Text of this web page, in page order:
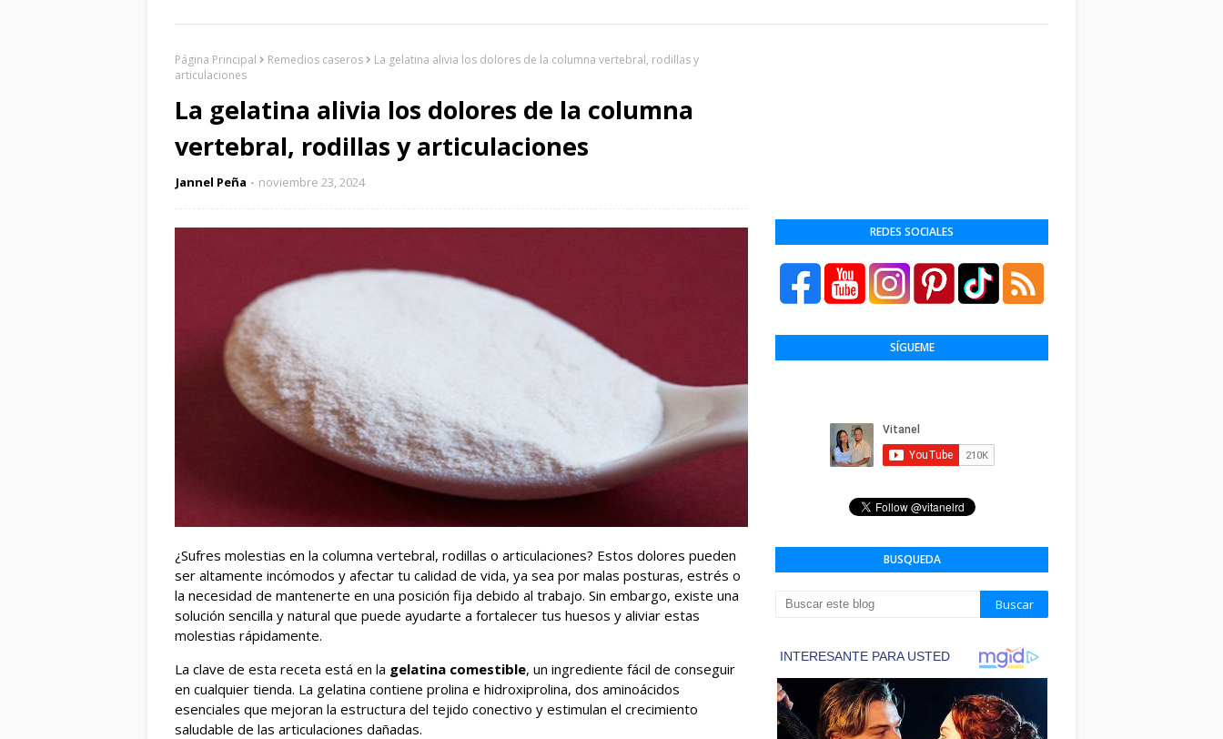
Página Principal Remedios caseros
La gelatina alivia los dolores de la columna vertebral, rodillas y
articulaciones
La gelatina alivia los dolores de la columna
vertebral, rodillas y articulaciones
Jannel Peña noviembre 23, 2024
¿Sufres molestias en la columna vertebral, rodillas o articulaciones? Estos dolores pueden
ser altamente incómodos y afectar tu calidad de vida, ya sea por malas posturas, estrés o
la necesidad de mantenerte en una posición fija debido al trabajo. Sin embargo, existe una
solución sencilla y natural que puede ayudarte a fortalecer tus huesos y aliviar estas
molestias rápidamente.
La clave de esta receta está en la gelatina comestible, un ingrediente fácil de conseguir
en cualquier tienda. La gelatina contiene prolina e hidroxiprolina, dos aminoácidos
esenciales que mejoran la estructura del tejido conectivo y estimulan el crecimiento
saludable de las articulaciones dañadas.
REDES SOCIALES
SÍGUEME
BUSQUEDA